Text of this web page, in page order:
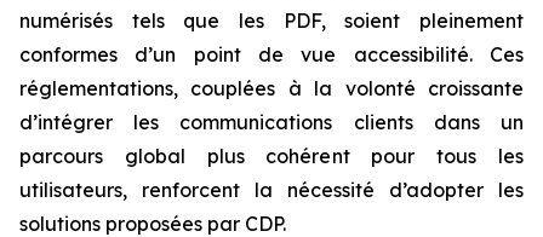
numérisés tels que les PDF, soient pleinement
conformes d’un point de vue accessibilité. Ces
réglementations, couplées à la volonté croissante
d’intégrer les communications clients dans un
parcours global plus cohérent pour tous les
utilisateurs, renforcent la nécessité d’adopter les
solutions proposées par CDP.